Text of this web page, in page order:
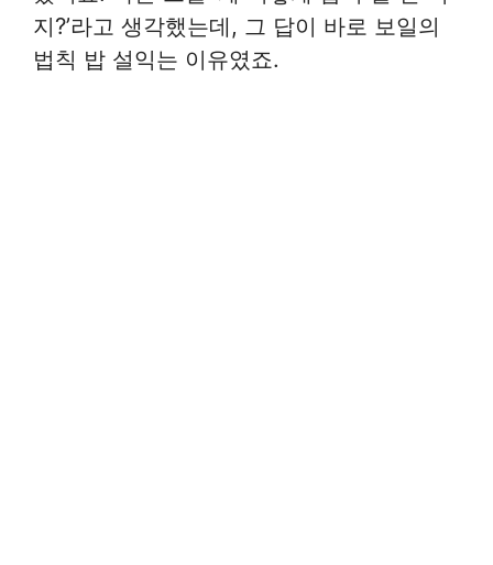
지?’라고 생각했는데, 그 답이 바로 보일의
법칙 밥 설익는 이유였죠.